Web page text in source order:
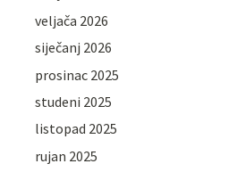
veljača 2026
siječanj 2026
prosinac 2025
studeni 2025
listopad 2025
rujan 2025